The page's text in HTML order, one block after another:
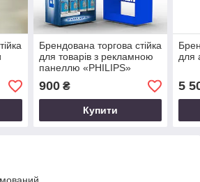
Брендована торгова стійка
для товарів з рекламною
панеллю «PHILIPS»
900₴
Купити
для
5